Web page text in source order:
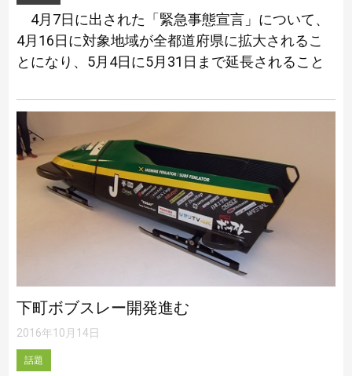
4月7日に出された「緊急事態宣言」について、
4月16日に対象地域が全都道府県に拡大されるこ
とになり、5月4日に5月31日まで延長されること
県への緊急事態宣言を解除できるかどう […]
下町ボブスレー開発進む
2016年10月14日
話題